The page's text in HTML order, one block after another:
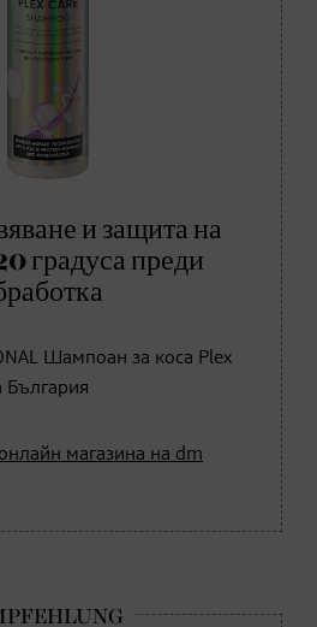
и защита на
градуса преди
Шампоан за коса Plex
България
онлайн магазина на dm